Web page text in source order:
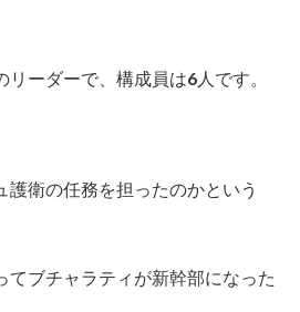
ーダーで、構成員は6人です。
護衛の任務を担ったのかという
てブチャラティが新幹部になった